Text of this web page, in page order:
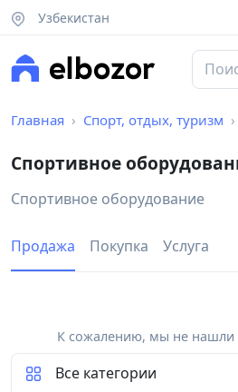
Узбекистан
Главная Спорт, отдых, туризм
Спортивное
Спортивное оборудование
Продажа Покупка Услуга
К сожалению, мы не нашли
Все категории